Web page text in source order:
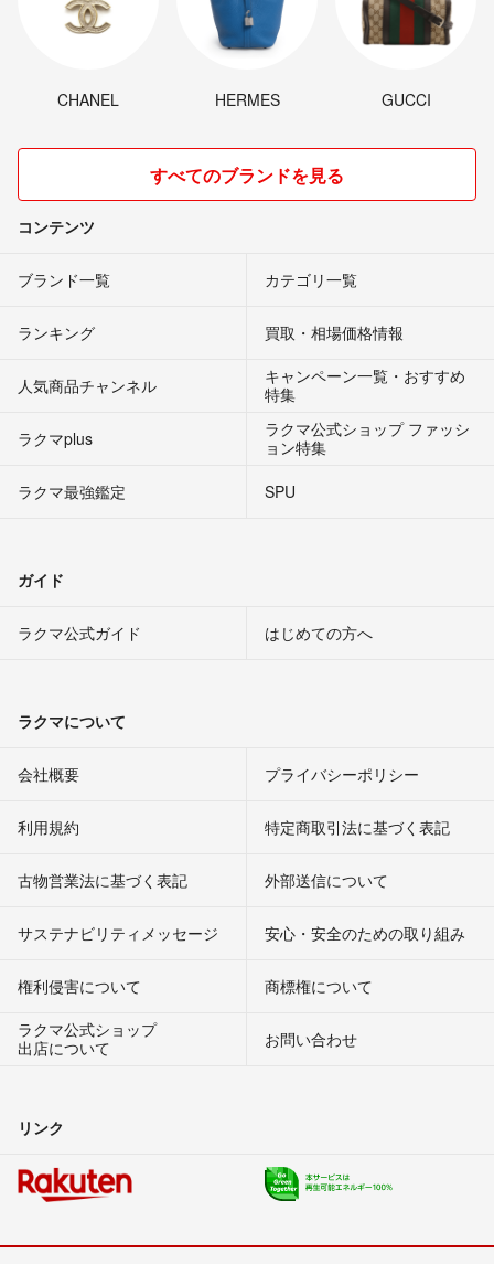
CHANEL HERMES GUCCI
すべてのブランドを見る
コンテンツ
ブランド一覧 カテゴリ一覧
ランキング 買取・相場価格情報
人気商品チャンネル
キャンペーン一覧・おすすめ
特集
ラクマplus
ラクマ公式ショップ ファッシ
ョン特集
ラクマ最強鑑定
SPU
ガイド
ラクマ公式ガイド はじめての方へ
ラクマについて
会社概要 プライバシーポリシー
利用規約 特定商取引法に基づく表記
古物営業法に基づく表記 外部送信について
サステナビリティメッセージ 安心・安全のための取り組み
権利侵害について
商標権について
ラクマ公式ショップ
出店について
お問い合わせ
リンク